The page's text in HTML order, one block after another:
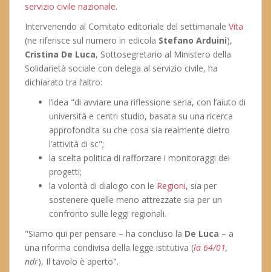
servizio civile nazionale.
Intervenendo al Comitato editoriale del settimanale Vita
(ne riferisce sul numero in edicola Stefano Arduini),
Cristina De Luca, Sottosegretario al Ministero della
Solidarietà sociale con delega al servizio civile, ha
dichiarato tra l’altro:
l’idea "di avviare una riflessione seria, con l’aiuto di
università e centri studio, basata su una ricerca
approfondita su che cosa sia realmente dietro
l’attività di sc";
la scelta politica di rafforzare i monitoraggi dei
progetti;
la volontà di dialogo con le Regioni, sia per
sostenere quelle meno attrezzate sia per un
confronto sulle leggi regionali.
"Siamo qui per pensare – ha concluso la De Luca – a
una riforma condivisa della legge istitutiva (la 64/01,
ndr), Il tavolo è aperto".